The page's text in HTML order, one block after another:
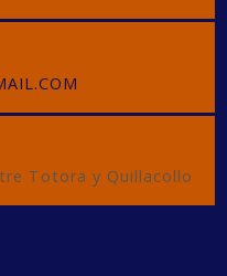
Totora y Quillacollo